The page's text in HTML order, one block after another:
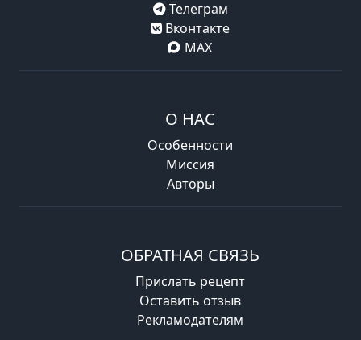
Телеграм
Вконтакте
MAX
О НАС
Особенности
Миссия
Авторы
ОБРАТНАЯ СВЯЗЬ
Прислать рецепт
Оставить отзыв
Рекламодателям